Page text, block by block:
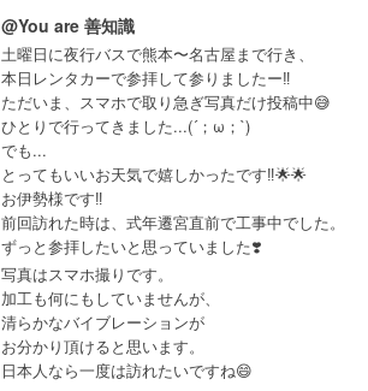
@You are 善知識
土曜日に夜行バスで熊本〜名古屋まで行き、
本日レンタカーで参拝して参りましたー‼️
ただいま、スマホで取り急ぎ写真だけ投稿中😅
ひとりで行ってきました...(´；ω；`)
でも...
とってもいいお天気で嬉しかったです‼︎🌟🌟
お伊勢様です‼️
前回訪れた時は、式年遷宮直前で工事中でした。
ずっと参拝したいと思っていました❣️
写真はスマホ撮りです。
加工も何にもしていませんが、
清らかなバイブレーションが
お分かり頂けると思います。
日本人なら一度は訪れたいですね😄